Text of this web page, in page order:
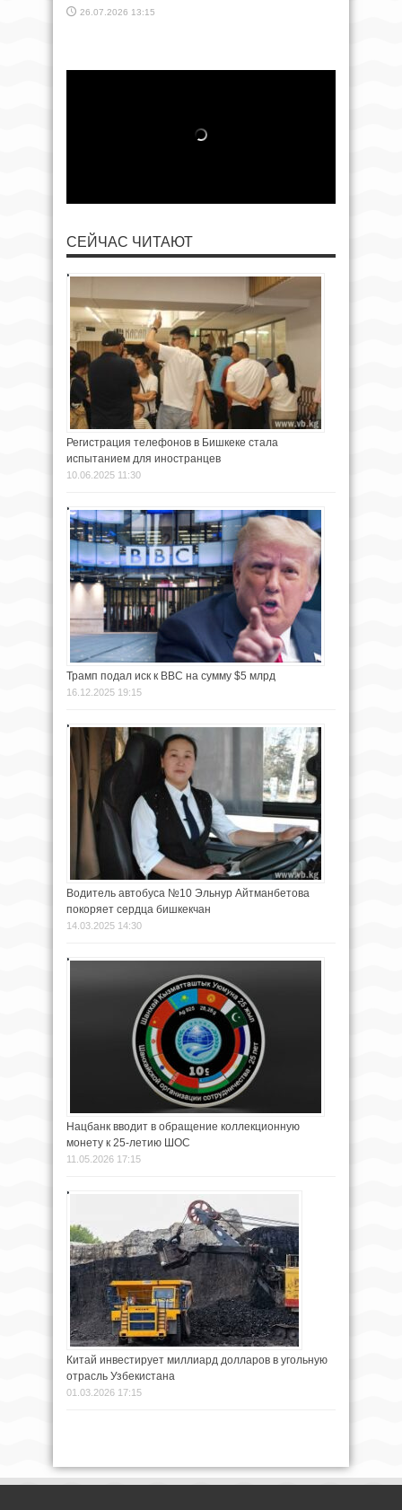
26.07.2026 13:15
СЕЙЧАС ЧИТАЮТ
Регистрация телефонов в Бишкеке стала
испытанием для иностранцев
10.06.2025 11:30
Трамп подал иск к BBC на сумму $5 млрд
16.12.2025 19:15
Водитель автобуса №10 Эльнур Айтманбетова
покоряет сердца бишкекчан
14.03.2025 14:30
Нацбанк вводит в обращение коллекционную
монету к 25-летию ШОС
11.05.2026 17:15
Китай инвестирует миллиард долларов в угольную
отрасль Узбекистана
01.03.2026 17:15